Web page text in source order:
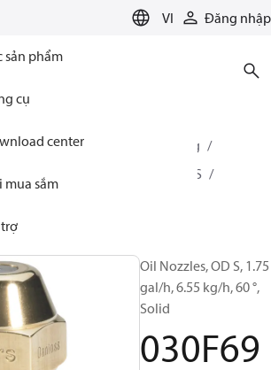
VI Đăng nhập
sản phẩm
cụ
center
mua sắm
Climate Solutions for heating
Oil nozzles
OD B / OD H / OD S
Oil Nozzles, OD S, 1.75
gal/h, 6.55 kg/h, 60 °,
Solid
030F69